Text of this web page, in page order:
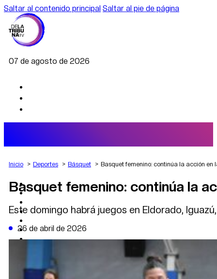
Saltar al contenido principal Saltar al pie de página
07 de agosto de 2026
AGRO
DEPORTES
POLÍTICA
DATA FIRME
DE LA TRIBUNA TV
Inicio Deportes Básquet Basquet femenino: continúa la acción en
Basquet femenino: continúa la
Este domingo habrá juegos en Eldorado,
26 de abril de 2026